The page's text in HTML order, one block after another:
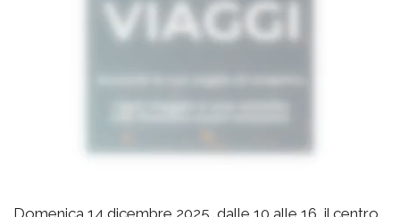
Domenica 14 dicembre 2025, dalle 10 alle 16, il centro